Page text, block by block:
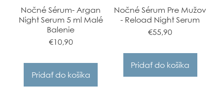
Nočné Sérum- Argan
Night Serum 5 ml Malé
Balenie
€10,90
Nočné Sérum Pre Mužov
- Reload Night Serum
€55,90